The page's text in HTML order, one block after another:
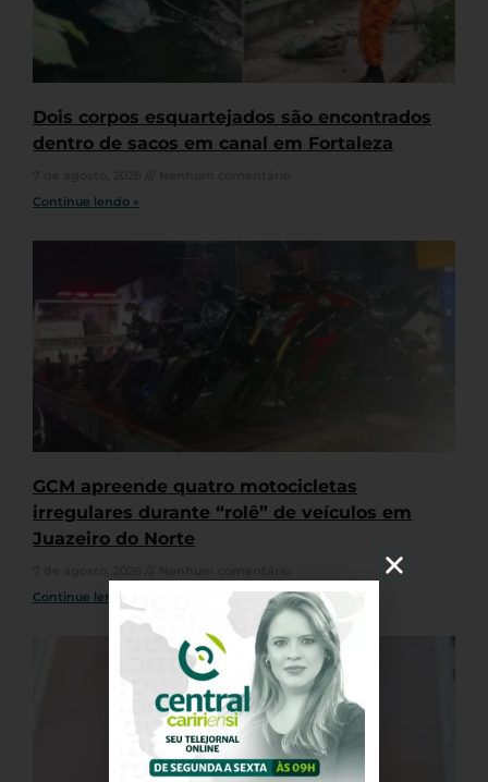
Dois corpos esquartejados são encontrados
dentro de sacos em canal em Fortaleza
Continue lendo »
GCM apreende quatro motocicletas
irregulares durante “rolê” de veículos em
Juazeiro do Norte
Continue lendo »